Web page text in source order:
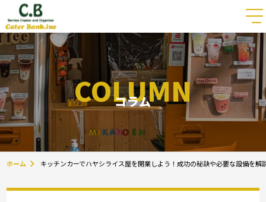
COLUMN
コラム
ホーム キッチンカーでハヤシライス屋を開業しよう！成功の秘訣や必要な設備を解